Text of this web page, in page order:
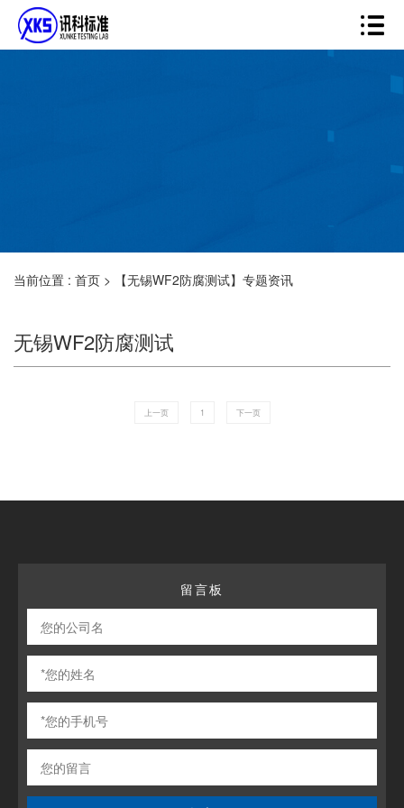
当前位置 : 首页 > 【无锡WF2防腐测试】专题资讯
无锡WF2防腐测试
上一页 1 下一页
留言板